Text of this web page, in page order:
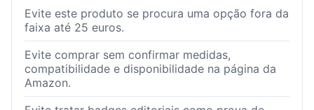
Evite este produto se procura uma opção fora da
faixa até 25 euros.
Evite comprar sem confirmar medidas,
compatibilidade e disponibilidade na página da
Amazon.